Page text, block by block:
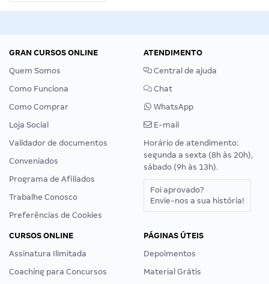
GRAN CURSOS ONLINE
Quem Somos
Como Funciona
Como Comprar
Loja Social
Validador de documentos
Conveniados
Programa de Afiliados
Trabalhe Conosco
Preferências de Cookies
ATENDIMENTO
Central de ajuda
Chat
WhatsApp
E-mail
Horário de atendimento:
segunda a sexta (8h às 20h),
sábado (9h às 13h).
Foi aprovado?
Envie-nos a sua história!
CURSOS ONLINE
Assinatura Ilimitada
Coaching para Concursos
PÁGINAS ÚTEIS
Depoimentos
Material Grátis